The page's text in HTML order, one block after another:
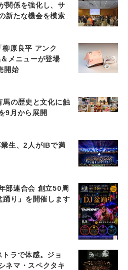
関係を強化し、サ
新たな機会を模索
柳原良平 アンク
メニューが登場
開始
の歴史と文化に触
9月から展開
生、2人がIBで満
部連合会 創立50周
り」を開催します
ラで体感。ジョ
ネマ・スペクタキ